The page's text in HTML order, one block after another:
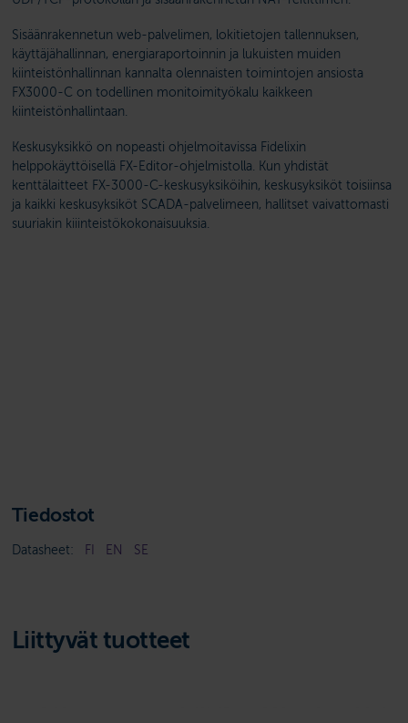
Sisäänrakennetun web-palvelimen, lokitietojen tallennuksen,
käyttäjähallinnan, energiaraportoinnin ja lukuisten muiden
kiinteistönhallinnan kannalta olennaisten toimintojen ansiosta
FX3000-C on todellinen monitoimityökalu kaikkeen
kiinteistönhallintaan.
Keskusyksikkö on nopeasti ohjelmoitavissa Fidelixin
helppokäyttöisellä FX-Editor-ohjelmistolla. Kun yhdistät
kenttälaitteet FX-3000-C-keskusyksiköihin, keskusyksiköt toisiinsa
ja kaikki keskusyksiköt SCADA-palvelimeen, hallitset vaivattomasti
suuriakin kiiinteistökokonaisuuksia.
Tiedostot
Datasheet: FI EN SE
Liittyvät tuotteet